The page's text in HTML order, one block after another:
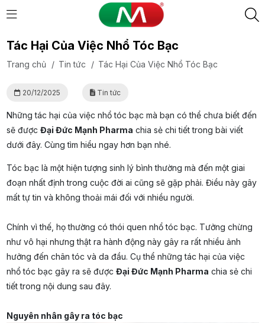
Tác Hại Của Việc Nhổ Tóc Bạc
Trang chủ / Tin tức / Tác Hại Của Việc Nhổ Tóc Bạc
20/12/2025 Tin tức
Những tác hại của việc nhổ tóc bạc mà bạn có thể chưa biết đến
sẽ được Đại Đức Mạnh Pharma chia sẻ chi tiết trong bài viết
dưới đây. Cùng tìm hiểu ngay hơn bạn nhé.
Tóc bạc là một hiện tượng sinh lý bình thường mà đến một giai
đoạn nhất định trong cuộc đời ai cũng sẽ gặp phải. Điều này gây
mất tự tin và không thoải mái đối với nhiều người.
Chính vì thế, họ thường có thói quen nhổ tóc bạc. Tưởng chừng
như vô hại nhưng thật ra hành động này gây ra rất nhiều ảnh
hưởng đến chân tóc và da đầu. Cụ thể những tác hại của việc
nhổ tóc bạc gây ra sẽ được Đại Đức Mạnh Pharma chia sẻ chi
tiết trong nội dung sau đây.
Nguyên nhân gây ra tóc bạc